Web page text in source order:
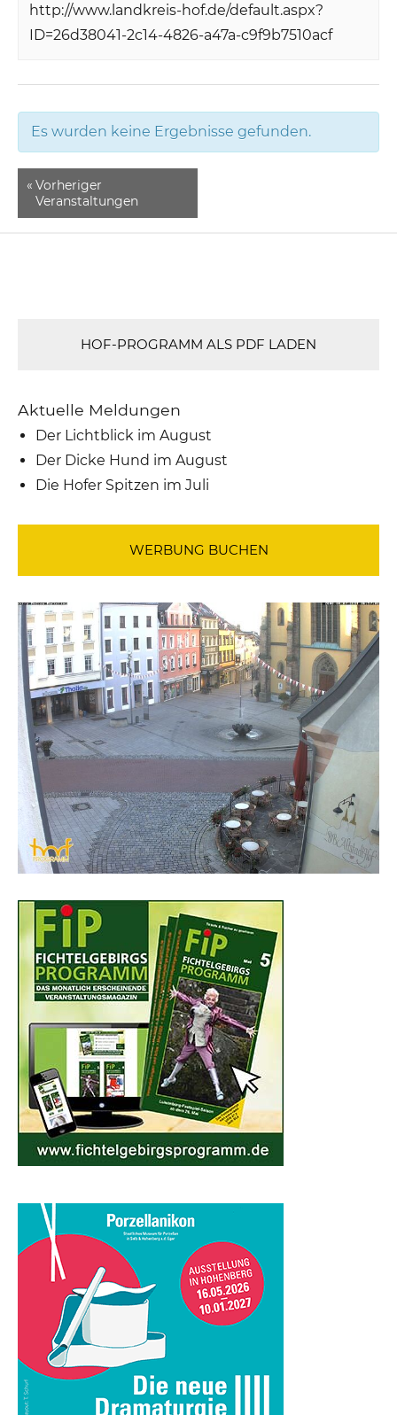
http://www.landkreis-hof.de/default.aspx?
ID=26d38041-2c14-4826-a47a-c9f9b7510acf
Es wurden keine Ergebnisse gefunden.
« Vorheriger
Veranstaltungen
HOF-PROGRAMM ALS PDF LADEN
Aktuelle Meldungen
Der Lichtblick im August
Der Dicke Hund im August
Die Hofer Spitzen im Juli
WERBUNG BUCHEN